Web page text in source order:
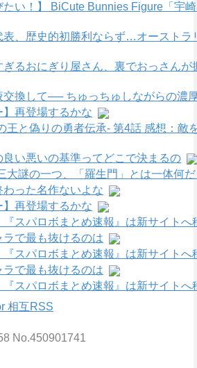
たい！】 BiCute Bunnies Figure「宇
表、歴史的初勝利ならず…オースト
ぎるおにぎり屋さん、裏でおっさん
換して── ちゅっちゅしながらの濃
】再登場するかな
と偽りの勇者伝承- 第4話 感想：敵
い悪いの基準ってどこで決まるの
大謎の一つ、「羅生門」とは一体何
った名作ないよな
】再登場するかな
『スパロボまとめ速報』は新サイトへ
で最も抜けるのは
『スパロボまとめ速報』は新サイトへ
で最も抜けるのは
『スパロボまとめ速報』は新サイトへ
相互RSS
No.450901741